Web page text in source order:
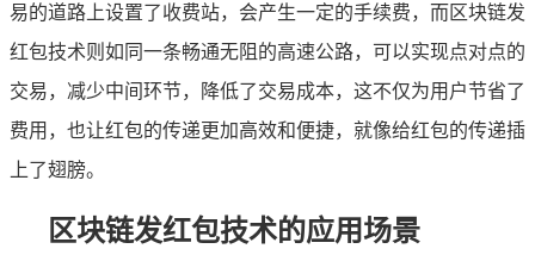
易的道路上设置了收费站，会产生一定的手续费，而区块链发
红包技术则如同一条畅通无阻的高速公路，可以实现点对点的
交易，减少中间环节，降低了交易成本，这不仅为用户节省了
费用，也让红包的传递更加高效和便捷，就像给红包的传递插
上了翅膀。
区块链发红包技术的应用场景